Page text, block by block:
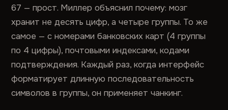
67 — прост. Миллер объяснил почему: мозг
хранит не десять цифр, а четыре группы. То же
самое — с номерами банковских карт (4 группы
по 4 цифры), почтовыми индексами, кодами
подтверждения. Каждый раз, когда интерфейс
форматирует длинную последовательность
символов в группы, он применяет чанкинг.